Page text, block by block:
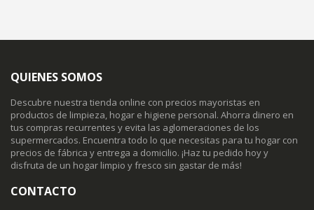
QUIENES SOMOS
Descubre nuestra tienda online con precios mayoristas en
productos de limpieza, hogar e higiene personal. Ahorra dinero en
tus compras recurrentes y evita las aglomeraciones de los
supermercados. Encuentra todo lo que necesitas para tu hogar con
precios de fábrica y entrega a domicilio. ¡Haz tu pedido hoy y
disfruta de un hogar limpio y fresco sin gastar de más!
CONTACTO